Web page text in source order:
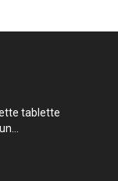
tablette